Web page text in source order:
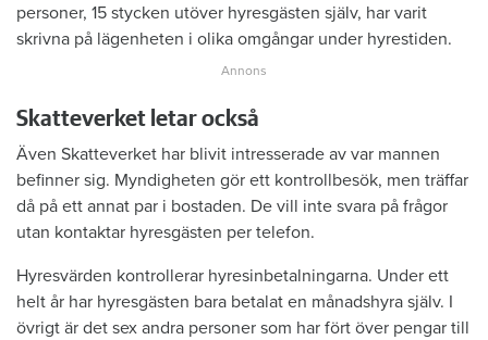
personer, 15 stycken utöver hyresgästen själv, har varit
skrivna på lägenheten i olika omgångar under hyrestiden.
Skatteverket letar också
Även Skatteverket har blivit intresserade av var mannen
befinner sig. Myndigheten gör ett kontrollbesök, men träffar
då på ett annat par i bostaden. De vill inte svara på frågor
utan kontaktar hyresgästen per telefon.
Hyresvärden kontrollerar hyresinbetalningarna. Under ett
helt år har hyresgästen bara betalat en månadshyra själv. I
övrigt är det sex andra personer som har fört över pengar till